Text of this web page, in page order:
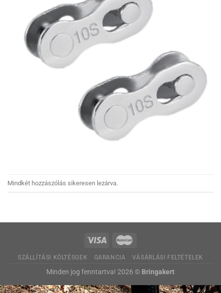
Mindkét hozzászólás sikeresen lezárva.
SZÁLLÍTÁSI KÖLTÉSGEK GARANCIA VÁSÁRLÁSI FELTÉTELEK
Minden jog fenntartva! 2026 © Bringakert